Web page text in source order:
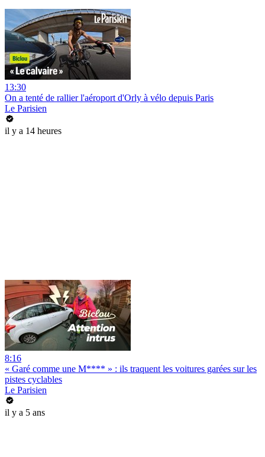
13:30
On a tenté de rallier l'aéroport d'Orly à vélo depuis Paris
Le Parisien
il y a 14 heures
8:16
« Garé comme une M**** » : ils traquent les voitures garées sur les
pistes cyclables
Le Parisien
il y a 5 ans